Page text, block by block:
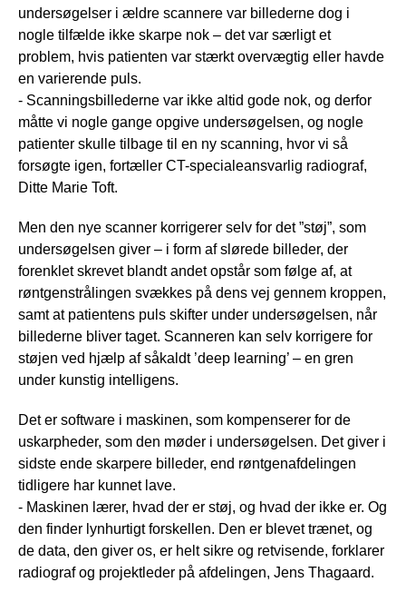
undersøgelser i ældre scannere var billederne dog i
nogle tilfælde ikke skarpe nok – det var særligt et
problem, hvis patienten var stærkt overvægtig eller havde
en varierende puls.
- Scanningsbillederne var ikke altid gode nok, og derfor
måtte vi nogle gange opgive undersøgelsen, og nogle
patienter skulle tilbage til en ny scanning, hvor vi så
forsøgte igen, fortæller CT-specialeansvarlig radiograf,
Ditte Marie Toft.
Men den nye scanner korrigerer selv for det ”støj”, som
undersøgelsen giver – i form af slørede billeder, der
forenklet skrevet blandt andet opstår som følge af, at
røntgenstrålingen svækkes på dens vej gennem kroppen,
samt at patientens puls skifter under undersøgelsen, når
billederne bliver taget. Scanneren kan selv korrigere for
støjen ved hjælp af såkaldt ’deep learning’ – en gren
under kunstig intelligens.
Det er software i maskinen, som kompenserer for de
uskarpheder, som den møder i undersøgelsen. Det giver i
sidste ende skarpere billeder, end røntgenafdelingen
tidligere har kunnet lave.
- Maskinen lærer, hvad der er støj, og hvad der ikke er. Og
den finder lynhurtigt forskellen. Den er blevet trænet, og
de data, den giver os, er helt sikre og retvisende, forklarer
radiograf og projektleder på afdelingen, Jens Thagaard.